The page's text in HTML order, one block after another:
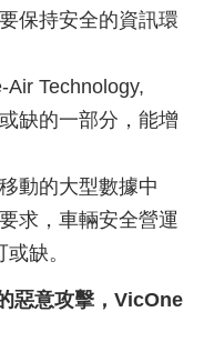
保持安全的資訊環
Technology,
缺的一部分，能增
動的大型數據中
求，車輛安全營運
缺。
惡意攻擊，VicOne